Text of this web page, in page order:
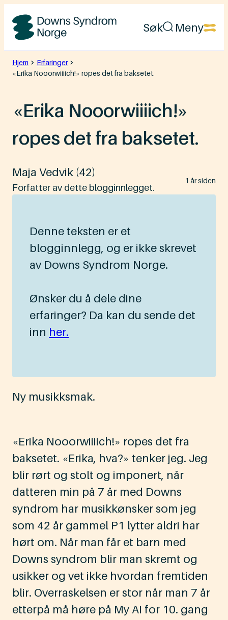
Hopp
Downs
Syndrom
Norge
Søk Meny
Hjem
Erfaringer
«Erika Nooorwiiiich!» ropes det fra baksetet.
«Erika Nooorwiiiich!»
ropes det fra baksetet.
Maja Vedvik (42)
Forfatter av dette blogginnlegget.
Lagt
ut
1 år siden
Denne teksten er et
blogginnlegg, og er ikke skrevet
av Downs Syndrom Norge.
Ønsker du å dele dine
erfaringer? Da kan du sende det
inn her.
Ny musikksmak.
«Erika Nooorwiiiich!» ropes det fra
baksetet. «Erika, hva?» tenker jeg. Jeg
blir rørt og stolt og imponert, når
datteren min på 7 år med Downs
syndrom har musikkønsker som jeg
som 42 år gammel P1 lytter aldri har
hørt om. Når man får et barn med
Downs syndrom blir man skremt og
usikker og vet ikke hvordan fremtiden
blir. Overraskelsen er stor når man 7 år
etterpå må høre på My AI for 10. gang